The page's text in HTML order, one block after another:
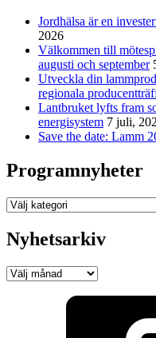
Jordhälsa är en
2026
Välkommen till
augusti och september
Utveckla din
regionala
Lantbruket lyfts fram
energisystem 7 juli,
Save the date: Lamm
Programnyheter
Programnyheter
Nyhetsarkiv
Nyhetsarkiv